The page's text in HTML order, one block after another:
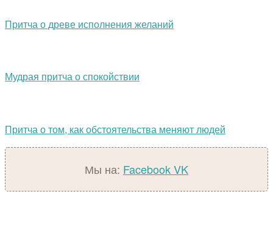
Притча о древе исполнения желаний
Мудрая притча о спокойствии
Притча о том, как обстоятельства меняют людей
Мы на: FacebookVK